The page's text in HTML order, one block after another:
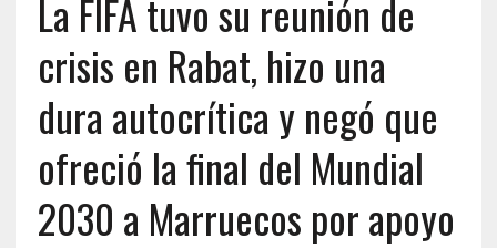
La FIFA tuvo su reunión de
crisis en Rabat, hizo una
dura autocrítica y negó que
ofreció la final del Mundial
2030 a Marruecos por apoyo